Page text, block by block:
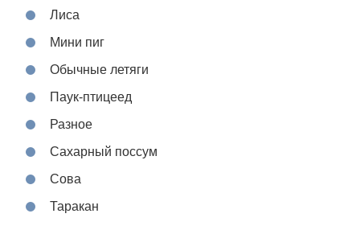
Лиса
Мини пиг
Обычные летяги
Паук-птицеед
Разное
Сахарный поссум
Сова
Таракан